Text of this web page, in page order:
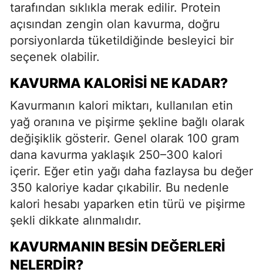
tarafından sıklıkla merak edilir. Protein
açısından zengin olan kavurma, doğru
porsiyonlarda tüketildiğinde besleyici bir
seçenek olabilir.
KAVURMA KALORISI NE KADAR?
Kavurmanın kalori miktarı, kullanılan etin
yağ oranına ve pişirme şekline bağlı olarak
değişiklik gösterir. Genel olarak 100 gram
dana kavurma yaklaşık 250–300 kalori
içerir. Eğer etin yağı daha fazlaysa bu değer
350 kaloriye kadar çıkabilir. Bu nedenle
kalori hesabı yaparken etin türü ve pişirme
şekli dikkate alınmalıdır.
KAVURMANIN BESIN DEĞERLERI
NELERDIR?